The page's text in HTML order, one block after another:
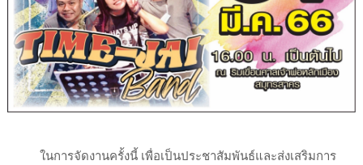
ในการจัดงานครั้งนี้ เพื่อเป็นประชาสัมพันธ์และส่งเสริมการ